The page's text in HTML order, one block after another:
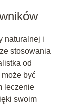
naturalnej i
stosowania
od
może być
leczenie
swoim